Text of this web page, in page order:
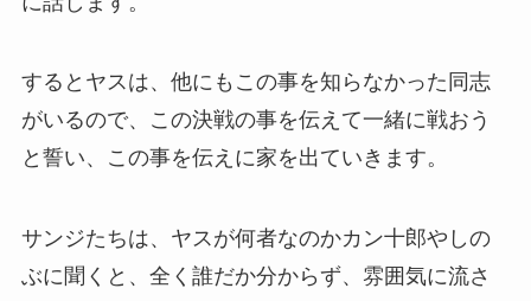
するとヤスは、他にもこの事を知らなかった同志
がいるので、この決戦の事を伝えて一緒に戦おう
と誓い、この事を伝えに家を出ていきます。
サンジたちは、ヤスが何者なのかカン十郎やしの
ぶに聞くと、全く誰だか分からず、雰囲気に流さ